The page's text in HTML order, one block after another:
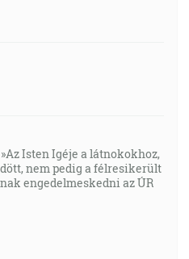
Isten Igéje a látnokokhoz,
nem pedig a félresikerült
engedelmeskedni az ÚR